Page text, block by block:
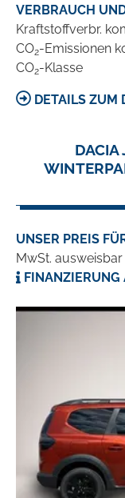
VERBRAUCH
Kraftstoffverbr.
CO2-Emissionen
CO2-Klasse
DETAILS ZUM
DACIA
UNSER PREIS
MwSt. ausweisbar